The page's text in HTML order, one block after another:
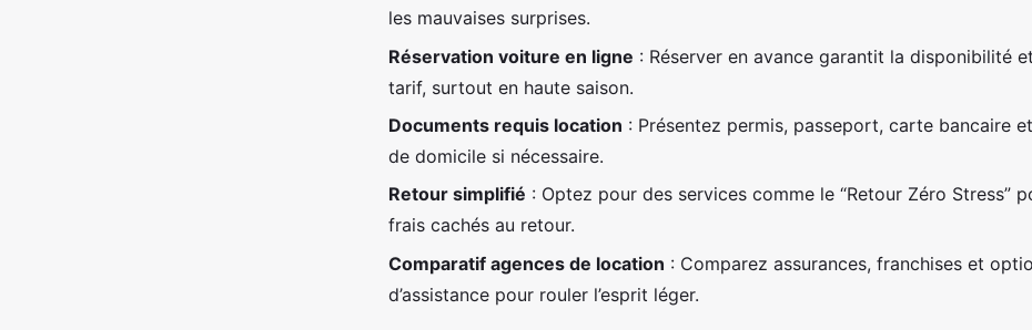
les mauvaises surprises.
Réservation voiture en ligne : Réserver en avance garantit la disponibilité
tarif, surtout en haute saison.
Documents requis location : Présentez permis, passeport, carte bancaire
de domicile si nécessaire.
Retour simplifié : Optez pour des services comme le “Retour Zéro Stress”
frais cachés au retour.
Comparatif agences de location : Comparez assurances, franchises et
d’assistance pour rouler l’esprit léger.